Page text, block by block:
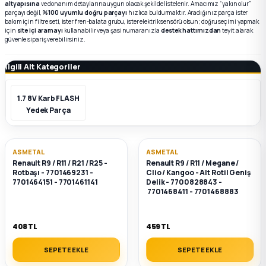
Parça
Parça
Parça
Megane E-TECH Yedek Parça
Parça
altyapısına ve donanım detaylarına uygun olacak şekilde listelenir. Amacımız “yakın olur”
parçayı değil, %100 uyumlu doğru parçayı hızlıca buldurmaktır. Aradığınız parça ister
bakım için filtre seti, ister fren-balata grubu, ister elektrik sensörü olsun; doğru seçimi yapmak
için site içi aramayı kullanabilir veya şasi numaranızladestek hattımızdan teyit alarak
güvenle sipariş verebilirsiniz.
İlgili Alt Kategoriler
1.7 8V Karb FLASH
Yedek Parça
ASMETAL
Renault R9 / R11 / R21 / R25 -
Rotbaşı - 7701469231 -
7701464151 - 7701461141
408 TL
SEPETE EKLE
ASMETAL
Renault R9 / R11 / Megane /
Clio / Kangoo - Alt Rotil Geniş
Delik - 7700828843 -
7701468411 - 7701468883
459 TL
SEPETE EKLE